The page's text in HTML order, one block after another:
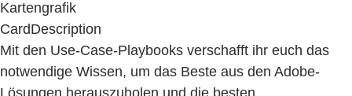
Kartengrafik
CardDescription
Mit den Use-Case-Playbooks verschafft ihr euch das
notwendige Wissen, um das Beste aus den Adobe-
Lösungen herauszuholen und die besten